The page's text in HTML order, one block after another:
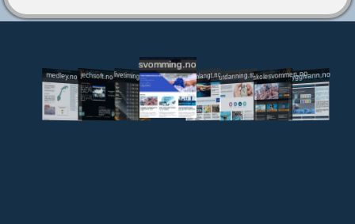
medley.no jechsoft.nolivetiming.medley.no
svomming.no
svomlangt.noutdanning.svomming.no
skolesvommen.notryggivann.no